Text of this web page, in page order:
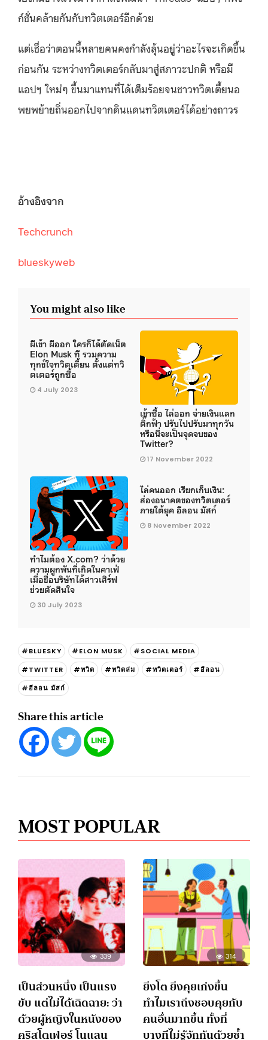
ก์ชั่นคล้ายกันกับทวิตเตอร์อีกด้วย
แต่เชื่อว่าตอนนี้หลายคนคงกำลังลุ้นอยู่ว่าอะไรจะเกิดขึ้น
ก่อนกัน ระหว่างทวิตเตอร์กลับมาสู่สภาวะปกติ หรือมี
แอปฯ ใหม่ๆ ขึ้นมาแทนที่ได้เต็มร้อยจนชาวทวิตเตี้ยนอ
พยพย้ายถิ่นออกไปจากดินแดนทวิตเตอร์ได้อย่างถาวร
อ้างอิงจาก
Techcrunch
blueskyweb
You might also like
ผีเข้า ผีออก ใครก็ได้ตัดเน็ต
Elon Musk ที รวมความ
ทุกข์ใจทวิตเตี้ยน ตั้งแต่ทวิ
ตเตอร์ถูกซื้อ
4 July 2023
เข้าซื้อ ไล่ออก จ่ายเงินแลก
ติ๊กฟ้า ปรับไปปรับมาทุกวัน
หรือนี่จะเป็นจุดจบของ
Twitter?
17 November 2022
ทำไมต้อง X.com? ว่าด้วย
ความผูกพันที่เกิดในคาเฟ่
เมื่อชื่อบริษัทได้สาวเสิร์ฟ
ช่วยตัดสินใจ
30 July 2023
ไล่คนออก เรียกเก็บเงิน:
ส่องอนาคตของทวิตเตอร์
ภายใต้ยุค อีลอน มัสก์
8 November 2022
#BLUESKY #ELON MUSK
#SOCIAL MEDIA
#TWITTER
#ทวิต #ทวิตล่ม #ทวิตเตอร์
#อีลอน
#อีลอน มัสก์
Share this article
MOST POPULAR
339
เป็นส่วนหนึ่ง เป็นแรง
ขับ แต่ไม่ได้เฉิดฉาย: ว่า
ด้วยผู้หญิงในหนังของ
คริสโตเฟอร์ โนแลน
314
ยิ่งโต ยิ่งคุยเก่งขึ้น
ทำไมเราถึงชอบคุยกับ
คนอื่นมากขึ้น ทั้งที่
บางทีไม่รู้จักกันด้วยซ้ำ